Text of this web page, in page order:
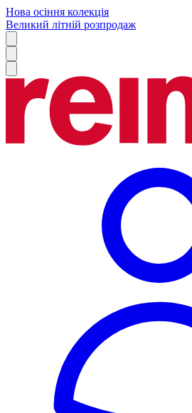
Нова осіння колекція
Великий літній розпродаж